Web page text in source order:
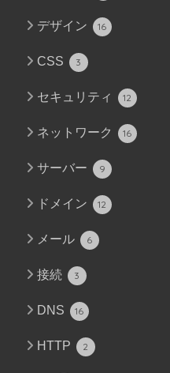
デザイン 16
CSS 3
セキュリティ 12
ネットワーク 16
サーバー 9
ドメイン 12
メール 6
接続 3
DNS 16
HTTP 2